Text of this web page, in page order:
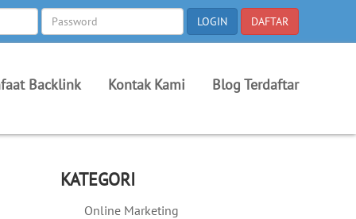
Backlink Kontak Kami Blog Terdaftar
KATEGORI
Online Marketing